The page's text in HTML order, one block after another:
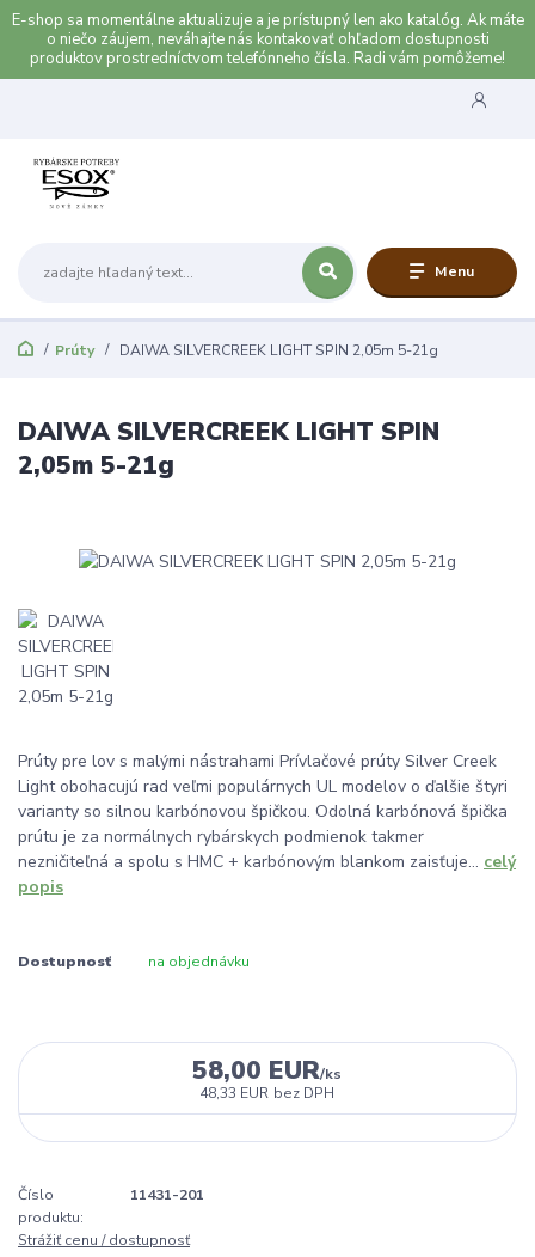
E-shop sa momentálne aktualizuje a je prístupný len ako katalóg. Ak máte
o niečo záujem, neváhajte nás kontakovať ohľadom dostupnosti
produktov prostredníctvom telefónneho čísla. Radi vám pomôžeme!
Menu
Prúty DAIWA SILVERCREEK LIGHT SPIN 2,05m 5-21g
DAIWA SILVERCREEK LIGHT SPIN
2,05m 5-21g
Prúty pre lov s malými nástrahami Prívlačové prúty Silver Creek
Light obohacujú rad veľmi populárnych UL modelov o ďalšie štyri
varianty so silnou karbónovou špičkou. Odolná karbónová špička
prútu je za normálnych rybárskych podmienok takmer
nezničiteľná a spolu s HMC + karbónovým blankom zaisťuje... celý
popis
Dostupnosť na objednávku
58,00 EUR/ks
48,33 EUR bez DPH
Číslo
produktu:
11431-201
Strážiť cenu / dostupnosť